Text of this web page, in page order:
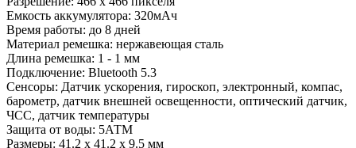
Емкость аккумулятора: 320мАч
Время работы: до 8 дней
Материал ремешка: нержавеющая сталь
Длина ремешка: 1 - 1 мм
Подключение: Bluetooth 5.3
Сенсоры: Датчик ускорения, гироскоп, электронный, компас,
барометр, датчик внешней освещенности, оптический датчик,
ЧСС, датчик температуры
Защита от воды: 5АТМ
Размеры: 41.2 x 41.2 x 9.5 мм